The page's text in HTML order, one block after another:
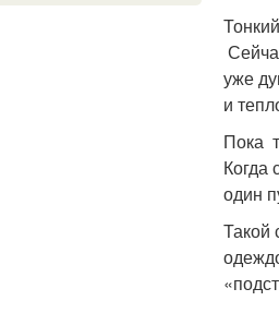
уже
и
Пока
Когда
один
Такой